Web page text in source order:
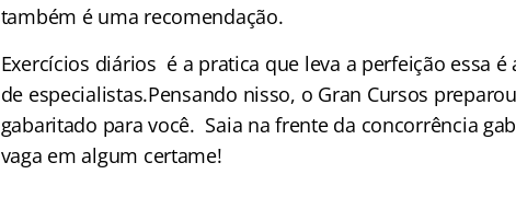
também é uma recomendação.
Exercícios diários é a pratica que leva a perfeição essa
de especialistas.Pensando nisso, o Gran Cursos
gabaritado para você. Saia na frente da concorrência
vaga em algum certame!